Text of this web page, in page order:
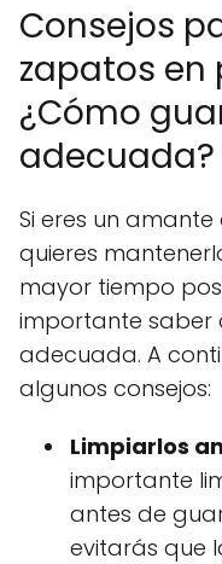
Consejos
zapatos en
¿Cómo
adecuada?
Si eres un
quieres
mayor tiempo
importante saber
adecuada. A
algunos consejos:
Limpiarlos
importante
antes de
evitarás que